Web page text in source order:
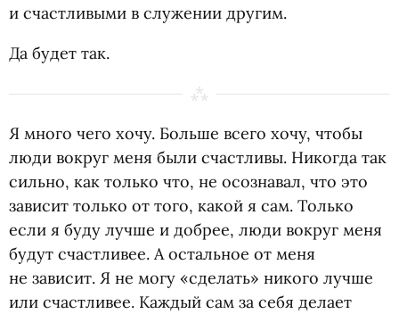
и счастливыми в служении другим.
Да будет так.
Я много чего хочу. Больше всего хочу, чтобы
люди вокруг меня были счастливы. Никогда так
сильно, как только что, не осознавал, что это
зависит только от того, какой я сам. Только
если я буду лучше и добрее, люди вокруг меня
будут счастливее. А остальное от меня
не зависит. Я не могу «сделать» никого лучше
или счастливее. Каждый сам за себя делает